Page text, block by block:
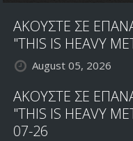
ΑΚΟΥΣΤΕ ΣΕ
"THIS IS HEAVY
August 05, 2026
ΑΚΟΥΣΤΕ ΣΕ
"THIS IS HEAVY
07-26